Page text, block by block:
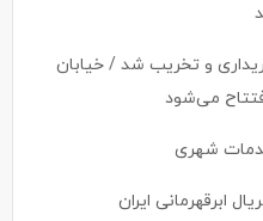
و تخریب شد / خیابان
شهری
ابرقهرمانی ایران